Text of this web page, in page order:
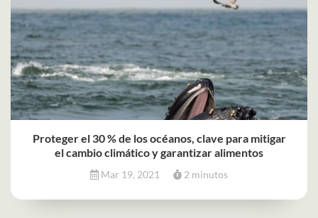
Proteger el 30 % de los océanos, clave para mitigar
el cambio climático y garantizar alimentos
Mar 19, 2021 2 minutos